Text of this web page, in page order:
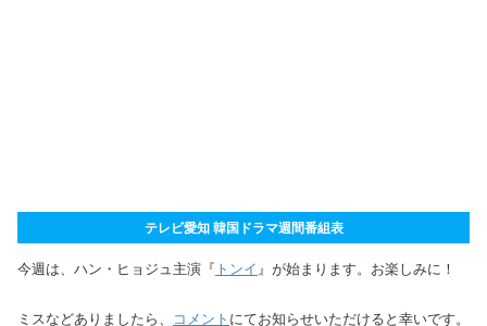
テレビ愛知 韓国ドラマ週間番組表
今週は、ハン・ヒョジュ主演『 トンイ 』が始まります。お楽しみに！
ミスなどありましたら、 コメント にてお知らせいただけると幸いです。